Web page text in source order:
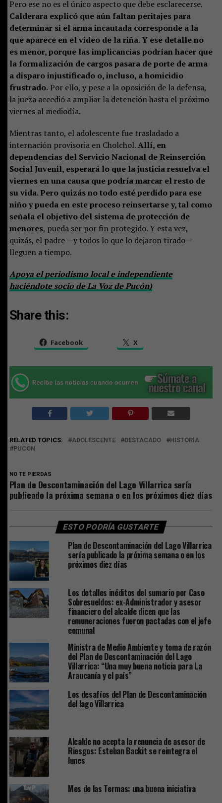
Pero ese no es el único aspecto que debe esclarecerse.
Calderara explicó que aún faltan peritajes para
determinar si el arma incautada corresponde a la
que aparece en el video de la riña. Y ese detalle no
es menor, porque las implicancias podrían hacer que
la formalización de cargos pasara de porte de arma
a disparo injustificado o, incluso, a homicidio
frustrado.Por ello, y pese a la oposición de la defensa,
la jueza accedió a ampliar la detención hasta el próximo
viernes al mediodía.
Mientras tanto, el adolescente fue trasladado a
internación provisoria en Cholchol.Allí, en
dependencias del Servicio Nacional de Reinserción
Social Juvenil, esperará lo que la justicia resuelva el
viernes en una causa que podría marcar el resto de
su vida. Pero quizás no todo esté perdido para ese
niño y pueda en este proceso reinsertarse y, tal como
señala el objetivo del sistema de protección de
menores, pueda ser por fin protegido. Y esta vez,
quizás, el padre —y todos lo que lo dejaron tirado—
lleguen a tiempo.
Apoya el periodismo local e independiente
haciéndote socio de La Voz de Pucón)
Share this:
Facebook X
RELATED TOPICS: ADOLESCENTE DESTACADO
HISTORIA
PUCON
NO TE PIERDAS
Plan de Descontaminación del Lago Villarrica sería
publicado la próxima semana o en los próximos diez días
ESTO PODRÍA GUSTARTE
Plan de Descontaminación del Lago Villarrica
sería publicado la próxima semana o en los
próximos diez días
Los detalles inéditos del sumario por Caso
Sobresueldos: ex-Administrador y asesor
financiero del alcalde dicen que las
remuneraciones fueron pactadas con el jefe
comunal
Ministra de Medio Ambiente y toma de razón
del Plan de Descontaminación del Lago
Villarrica: “Una muy buena noticia para La
Araucanía y el país”
Los desafíos del Plan de Descontaminación
del lago Villarrica
Alcalde no acepta la renuncia de asesor de
Riesgos: Esteban Backit se reintegra el
lunes
Mes de las Termas: una buena iniciativa